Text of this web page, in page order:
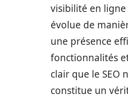
visibilité en ligne
évolue de
une présence
fonctionnalités
clair que le SEO
constitue un